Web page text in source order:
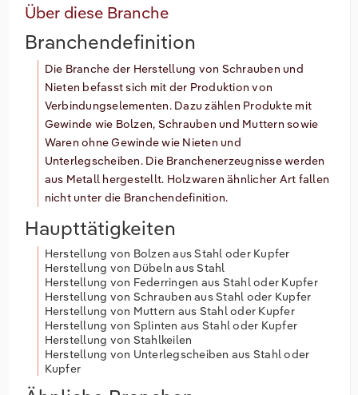
Über diese Branche
Branchendefinition
Die Branche der Herstellung von Schrauben und
Nieten befasst sich mit der Produktion von
Verbindungselementen. Dazu zählen Produkte mit
Gewinde wie Bolzen, Schrauben und Muttern sowie
Waren ohne Gewinde wie Nieten und
Unterlegscheiben. Die Branchenerzeugnisse werden
aus Metall hergestellt. Holzwaren ähnlicher Art fallen
nicht unter die Branchendefinition.
Haupttätigkeiten
Herstellung von Bolzen aus Stahl oder Kupfer
Herstellung von Dübeln aus Stahl
Herstellung von Federringen aus Stahl oder Kupfer
Herstellung von Schrauben aus Stahl oder Kupfer
Herstellung von Muttern aus Stahl oder Kupfer
Herstellung von Splinten aus Stahl oder Kupfer
Herstellung von Stahlkeilen
Herstellung von Unterlegscheiben aus Stahl oder
Kupfer